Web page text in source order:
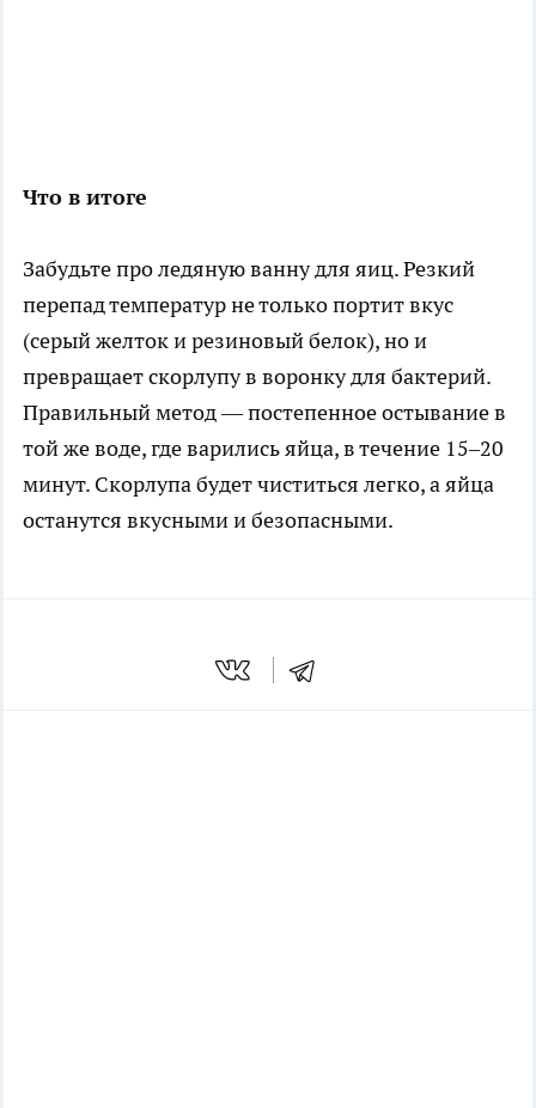
Что в итоге
Забудьте про ледяную ванну для яиц. Резкий
перепад температур не только портит вкус
(серый желток и резиновый белок), но и
превращает скорлупу в воронку для бактерий.
Правильный метод — постепенное остывание в
той же воде, где варились яйца, в течение 15–20
минут. Скорлупа будет чиститься легко, а яйца
останутся вкусными и безопасными.